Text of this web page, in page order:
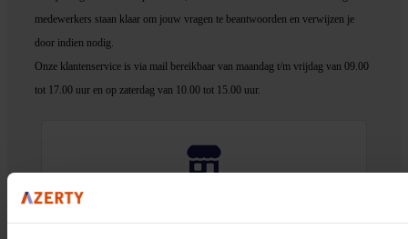
medewerkers staan klaar om jouw vragen te beantwoorden en verwijzen je
door indien nodig.
Onze klantenservice is via mail bereikbaar van maandag t/m vrijdag van 09.00
tot 17.00 uur en op zaterdag van 10.00 tot 15.00 uur.
Bekijk onze veelgestelde vragen